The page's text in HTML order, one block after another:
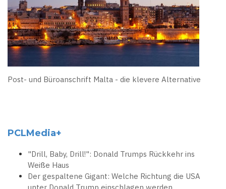
Post- und Büroanschrift Malta - die klevere Alternative
PCLMedia+
"Drill, Baby, Drill!": Donald Trumps Rückkehr ins
Weiße Haus
Der gespaltene Gigant: Welche Richtung die USA